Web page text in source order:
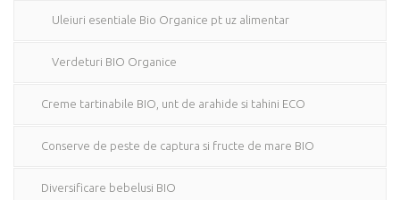
Uleiuri esentiale Bio Organice pt uz alimentar
Verdeturi BIO Organice
Creme tartinabile BIO, unt de arahide si tahini ECO
Conserve de peste de captura si fructe de mare BIO
Diversificare bebelusi BIO